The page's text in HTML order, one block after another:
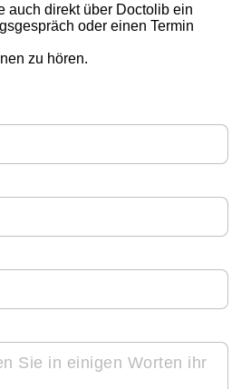
auch direkt über Doctolib ein
oder einen Termin
zu hören.